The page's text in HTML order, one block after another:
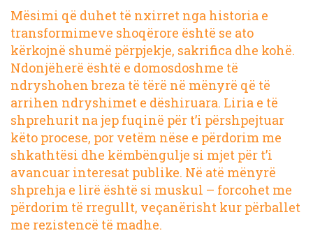
Mësimi që duhet të nxirret nga historia e
transformimeve shoqërore është se ato
kërkojnë shumë përpjekje, sakrifica dhe kohë.
Ndonjëherë është e domosdoshme të
ndryshohen breza të tërë në mënyrë që të
arrihen ndryshimet e dëshiruara. Liria e të
shprehurit na jep fuqinë për t’i përshpejtuar
këto procese, por vetëm nëse e përdorim me
shkathtësi dhe këmbëngulje si mjet për t’i
avancuar interesat publike. Në atë mënyrë
shprehja e lirë është si muskul – forcohet me
përdorim të rregullt, veçanërisht kur përballet
me rezistencë të madhe.